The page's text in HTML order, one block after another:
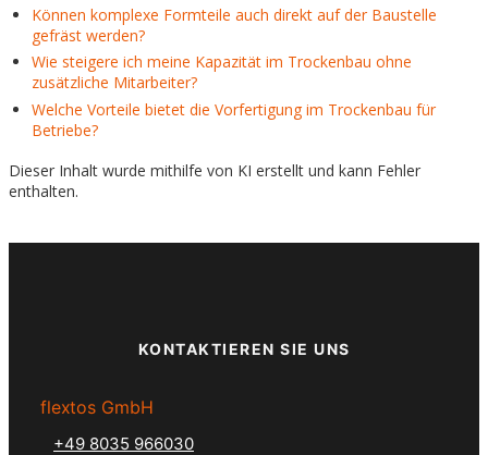
Können komplexe Formteile auch direkt auf der Baustelle
gefräst werden?
Wie steigere ich meine Kapazität im Trockenbau ohne
zusätzliche Mitarbeiter?
Welche Vorteile bietet die Vorfertigung im Trockenbau für
Betriebe?
Dieser Inhalt wurde mithilfe von KI erstellt und kann Fehler
enthalten.
KONTAKTIEREN SIE UNS
flextos GmbH
+49 8035 966030